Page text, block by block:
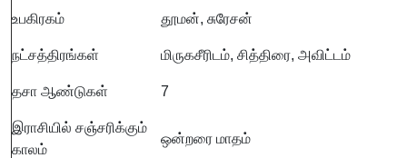
உபகிரகம் தூமன், சுரேசன்
நட்சத்திரங்கள் மிருகசீரிடம், சித்திரை, அவிட்டம்
தசா ஆண்டுகள் 7
இராசியில் சஞ்சரிக்கும்
காலம்
ஒன்றரை மாதம்